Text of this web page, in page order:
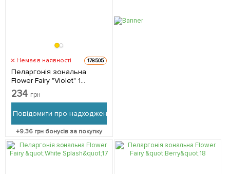
Немає в наявності 178505
Пеларгонія зональна
Flower Fairy "Violet" 1
саджанець в упаковці
234 грн
Повідомити про надходження
+9.36 грн бонусів за покупку